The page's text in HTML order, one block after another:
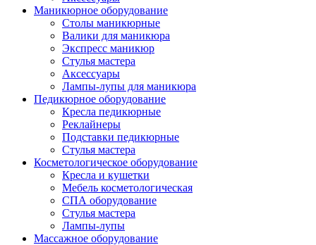
Маникюрное оборудование
Столы маникюрные
Валики для маникюра
Экспресс маникюр
Стулья мастера
Аксессуары
Лампы-лупы для маникюра
Педикюрное оборудование
Кресла педикюрные
Реклайнеры
Подставки педикюрные
Стулья мастера
Косметологическое оборудование
Кресла и кушетки
Мебель косметологическая
СПА оборудование
Стулья мастера
Лампы-лупы
Массажное оборудование